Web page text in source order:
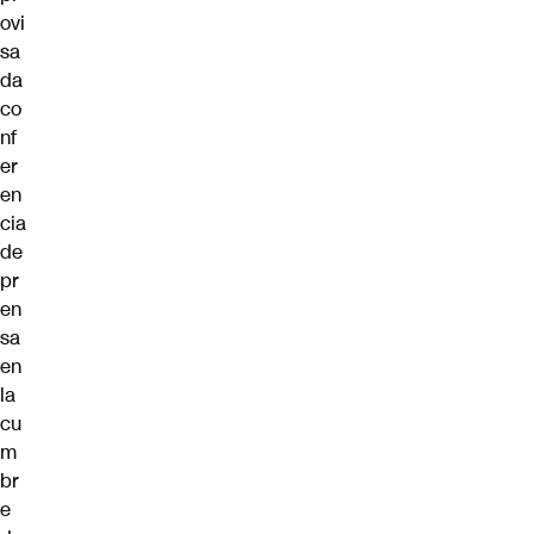
ovi
sa
da
co
nf
er
en
cia
de
pr
en
sa
en
la
cu
m
br
e